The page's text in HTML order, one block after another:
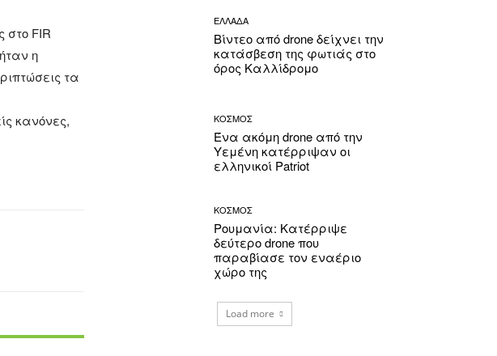
FIR
η
τα
κανόνες,
ΕΛΛΑΔΑ
Βίντεο από drone δείχνει την
κατάσβεση της φωτιάς στο
όρος Καλλίδρομο
ΚΟΣΜΟΣ
Ένα ακόμη drone από την
Υεμένη κατέρριψαν οι
ελληνικοί Patriot
ΚΟΣΜΟΣ
Ρουμανία: Κατέρριψε
δεύτερο drone που
παραβίασε τον εναέριο
χώρο της
Load more